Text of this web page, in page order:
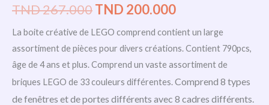
TND267.000TND 200.000
La boite créative de LEGO comprend contient un large
assortiment de pièces pour divers créations. Contient 790pcs,
âge de 4 ans et plus.Comprend un vaste assortiment de
briques LEGO de 33 couleurs différentes.Comprend 8 types
de fenêtres et de portes différents avec 8 cadres différents.